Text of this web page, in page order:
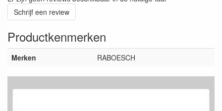
Schrijf een review
Productkenmerken
Merken RABOESCH